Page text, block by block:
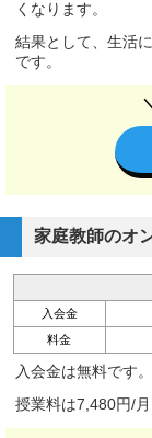
くなります。
結果として、生活
です。
家庭教師のオ
入会金
料金
入会金は無料です。
授業料は7,480円/月